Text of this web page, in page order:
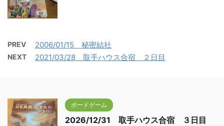
PREV 2006/01/15 秘密結社
NEXT 2021/03/28 取手ハウス合宿 ２日目
ボードゲーム
2026/12/31 取手ハウス合宿 ３日目